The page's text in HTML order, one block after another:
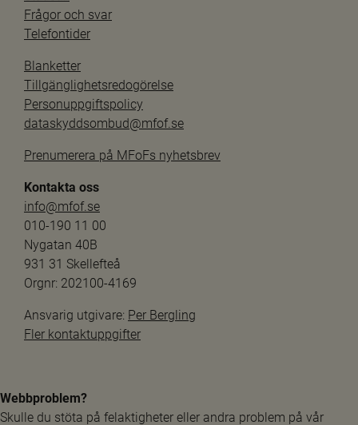
Frågor och svar
Telefontider
Blanketter
Tillgänglighetsredogörelse
Personuppgiftspolicy
dataskyddsombud@mfof.se
Prenumerera på MFoFs nyhetsbrev
Kontakta oss
info@mfof.se
010-190 11 00
Nygatan 40B
931 31 Skellefteå
Orgnr: 202100-4169
Ansvarig utgivare: Per Bergling
Fler kontaktuppgifter
Webbproblem?
Skulle du stöta på felaktigheter eller andra problem på vår